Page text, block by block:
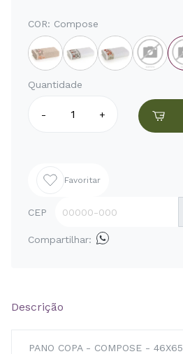
COR: Compose
Quantidade
- +
Favoritar
CEP
Compartilhar:
Descrição
PANO COPA - COMPOSE - 46X65